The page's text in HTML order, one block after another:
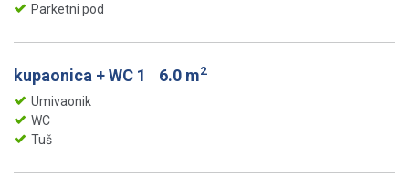
Parketni pod
kupaonica + WC 1 6.0 m2
Umivaonik
WC
Tuš